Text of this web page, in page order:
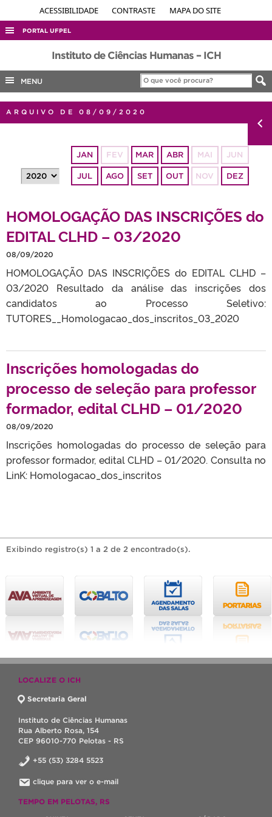
ACESSIBILIDADE CONTRASTE MAPA DO SITE
PORTAL UFPEL
ACESSO À INFORMAÇÃO
AUDITORIA
COBALTO
CONCURSOS
OUVIDORIA
TELEFONES
Instituto de Ciências Humanas – ICH
MENU
ARQUIVO DE 08/09/2020
JAN FEV MAR ABR MAI JUN
JUL AGO SET OUT NOV DEZ
HOMOLOGAÇÃO DAS INSCRIÇÕES do
EDITAL CLHD – 03/2020
08/09/2020
HOMOLOGAÇÃO DAS INSCRIÇÕES do EDITAL CLHD –
03/2020 Resultado da análise das inscrições dos
candidatos ao Processo Seletivo:
TUTORES__Homologacao_dos_inscritos_03_2020
Inscrições homologadas do
processo de seleção para professor
formador, edital CLHD – 01/2020
08/09/2020
Inscrições homologadas do processo de seleção para
professor formador, edital CLHD – 01/2020. Consulta no
LinK: Homologacao_dos_inscritos
Exibindo registro(s) 1 a 2 de 2 encontrado(s).
LOCALIZE O ICH
Secretaria Geral
Instituto de Ciências Humanas
Rua Alberto Rosa, 154
CEP 96010-770 Pelotas - RS
+55 (53) 3284 5523
clique para ver o e-mail
TEMPO EM PELOTAS, RS